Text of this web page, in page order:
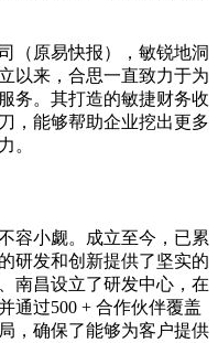
（原易快报），敏锐地洞
以来，合思一直致力于为
务。其打造的敏捷财务收
，能够帮助企业挖出更多
。
容小觑。成立至今，已累
研发和创新提供了坚实的
南昌设立了研发中心，在
通过500 + 合作伙伴覆盖
，确保了能够为客户提供